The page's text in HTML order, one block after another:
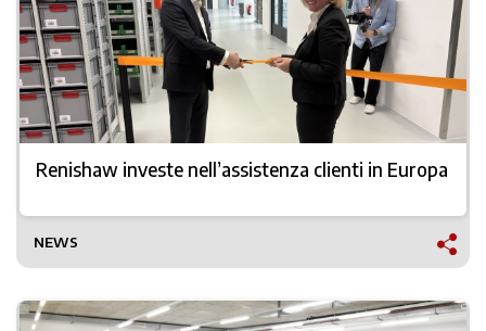
Renishaw investe nell’assistenza clienti in Europa
NEWS